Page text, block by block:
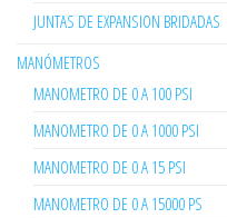
JUNTAS DE EXPANSION BRIDADAS
MANÓMETROS
MANOMETRO DE 0 A 100 PSI
MANOMETRO DE 0 A 1000 PSI
MANOMETRO DE 0 A 15 PSI
MANOMETRO DE 0 A 15000 PS